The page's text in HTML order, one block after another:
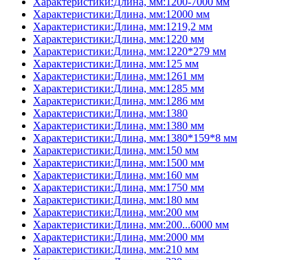
Характеристики:Длина, мм:12000 мм
Характеристики:Длина, мм:1219,2 мм
Характеристики:Длина, мм:1220 мм
Характеристики:Длина, мм:1220*279 мм
Характеристики:Длина, мм:125 мм
Характеристики:Длина, мм:1261 мм
Характеристики:Длина, мм:1285 мм
Характеристики:Длина, мм:1286 мм
Характеристики:Длина, мм:1380
Характеристики:Длина, мм:1380 мм
Характеристики:Длина, мм:1380*159*8 мм
Характеристики:Длина, мм:150 мм
Характеристики:Длина, мм:1500 мм
Характеристики:Длина, мм:160 мм
Характеристики:Длина, мм:1750 мм
Характеристики:Длина, мм:180 мм
Характеристики:Длина, мм:200 мм
Характеристики:Длина, мм:200...6000 мм
Характеристики:Длина, мм:2000 мм
Характеристики:Длина, мм:210 мм